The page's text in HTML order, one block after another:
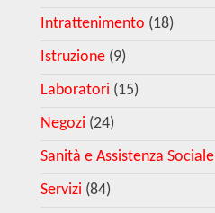
Intrattenimento (18)
Istruzione (9)
Laboratori (15)
Negozi (24)
Sanità e Assistenza Sociale
Servizi (84)